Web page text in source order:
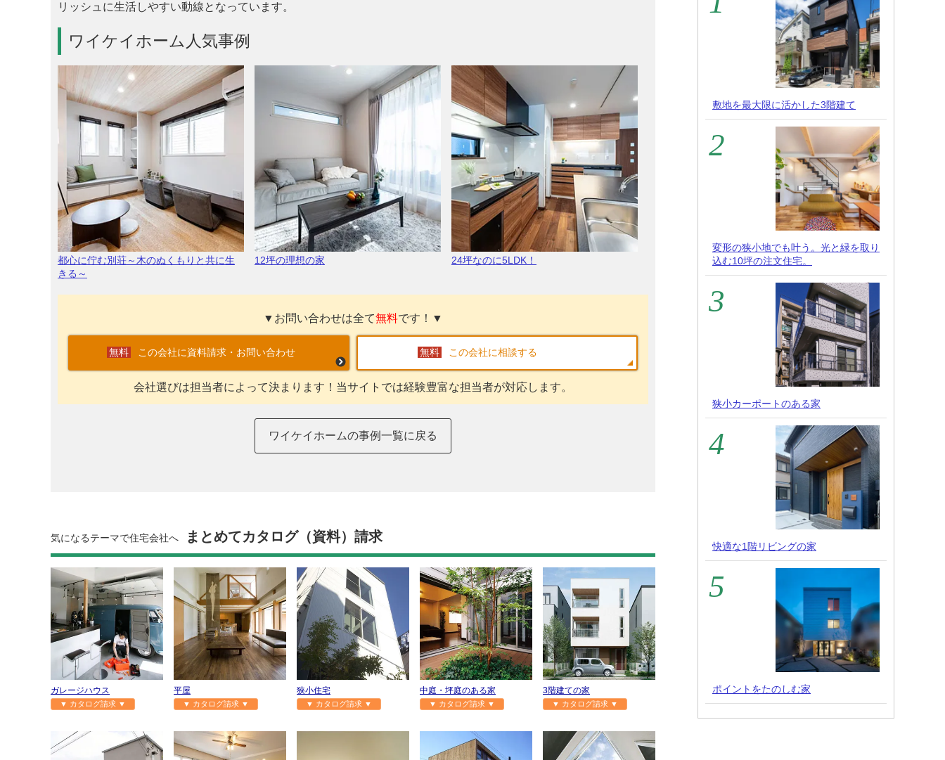
リッシュに生活しやすい動線となっています。
ワイケイホーム人気事例
都心に佇む別荘～木のぬくもりと共に生
きる～
12坪の理想の家 24坪なのに5LDK！
▼お問い合わせは全て無料です！▼
この会社に資料請求・お問い合わせ この会社に相談する
会社選びは担当者によって決まります！当サイトでは経験豊富な担当者が対応します。
ワイケイホームの事例一覧に戻る
気になるテーマで住宅会社へ まとめてカタログ（資料）請求
ガレージハウス
▼ カタログ請求 ▼
平屋
▼ カタログ請求 ▼
狭小住宅
▼ カタログ請求 ▼
中庭・坪庭のある家
▼ カタログ請求 ▼
3階建ての家
▼ カタログ請求 ▼
敷地を最大限に活かした3階建て
変形の狭小地でも叶う。光と緑を取り
込む10坪の注文住宅。
狭小カーポートのある家
快適な1階リビングの家
ポイントをたのしむ家